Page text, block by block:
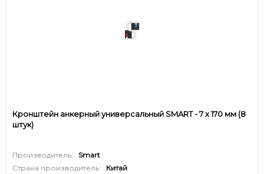
Кронштейн анкерный универсальный SMART - 7 x 170 мм (8
штук)
Производитель:
Smart
Страна производитель:
Китай